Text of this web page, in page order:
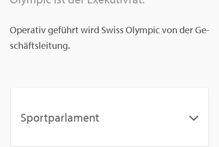
Ope­ra­tiv ge­führt wird Swiss Olym­pic von der Ge­
schäfts­lei­tung.
Sport­par­la­ment